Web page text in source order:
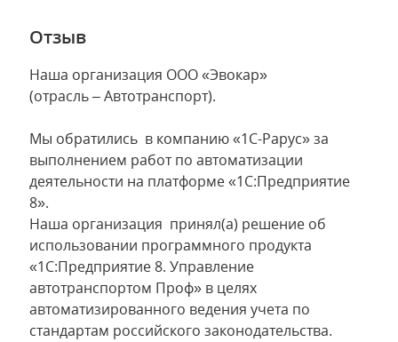
Отзыв
Наша организация ООО «Эвокар»
(отрасль – Автотранспорт).
Мы обратились в компанию «1С-Рарус» за
выполнением работ по автоматизации
деятельности на платформе «1С:Предприятие
8».
Наша организация принял(а) решение об
использовании программного продукта
«1С:Предприятие 8. Управление
автотранспортом Проф» в целях
автоматизированного ведения учета по
стандартам российского законодательства.